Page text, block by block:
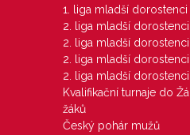
1. liga mladší dorostenci
2. liga mladší dorostenci
2. liga mladší dorostenci
2. liga mladší
2. liga mladší dorostenci
Kvalifikační turnaje do
žáků
Český pohár mužů